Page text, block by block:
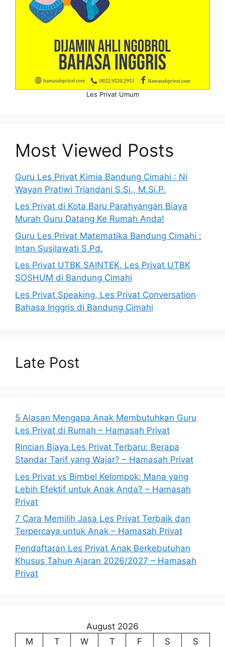
Les Privat Umum
Most Viewed Posts
Guru Les Privat Kimia Bandung Cimahi : Ni
Wayan Pratiwi Triandani S.Si., M.Si.P.
Les Privat di Kota Baru Parahyangan Biaya
Murah Guru Datang Ke Rumah Anda!
Guru Les Privat Matematika Bandung Cimahi :
Intan Susilawati S.Pd.
Les Privat UTBK SAINTEK, Les Privat UTBK
SOSHUM di Bandung Cimahi
Les Privat Speaking, Les Privat Conversation
Bahasa Inggris di Bandung Cimahi
Late Post
5 Alasan Mengapa Anak Membutuhkan Guru
Les Privat di Rumah – Hamasah Privat
Rincian Biaya Les Privat Terbaru: Berapa
Standar Tarif yang Wajar? – Hamasah Privat
Les Privat vs Bimbel Kelompok: Mana yang
Lebih Efektif untuk Anak Anda? – Hamasah
Privat
7 Cara Memilih Jasa Les Privat Terbaik dan
Terpercaya untuk Anak – Hamasah Privat
Pendaftaran Les Privat Anak Berkebutuhan
Khusus Tahun Ajaran 2026/2027 – Hamasah
Privat
August 2026
M
T W T F S
S